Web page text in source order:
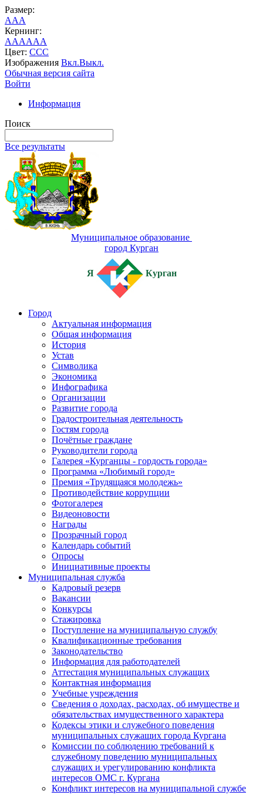
Размер:
AAA
Кернинг:
AAAAAA
Цвет: CCC
Изображения Вкл.Выкл.
Обычная версия сайта
Войти
Информация
Поиск
Все результаты
Муниципальное образование
город Курган
Я Курган
Город
Актуальная информация
Общая информация
История
Устав
Символика
Экономика
Инфографика
Организации
Развитие города
Градостроительная деятельность
Гостям города
Почётные граждане
Руководители города
Галерея «Курганцы - гордость города»
Программа «Любимый город»
Премия «Трудящаяся молодежь»
Противодействие коррупции
Фотогалерея
Видеоновости
Награды
Прозрачный город
Календарь событий
Опросы
Инициативные проекты
Муниципальная служба
Кадровый резерв
Вакансии
Конкурсы
Стажировка
Поступление на муниципальную службу
Квалификационные требования
Законодательство
Информация для работодателей
Аттестация муниципальных служащих
Контактная информация
Учебные учреждения
Сведения о доходах, расходах, об имуществе и
обязательствах имущественного характера
Кодексы этики и служебного поведения
муниципальных служащих города Кургана
Комиссии по соблюдению требований к
служебному поведению муниципальных
служащих и урегулированию конфликта
интересов ОМС г. Кургана
Конфликт интересов на муниципальной службе